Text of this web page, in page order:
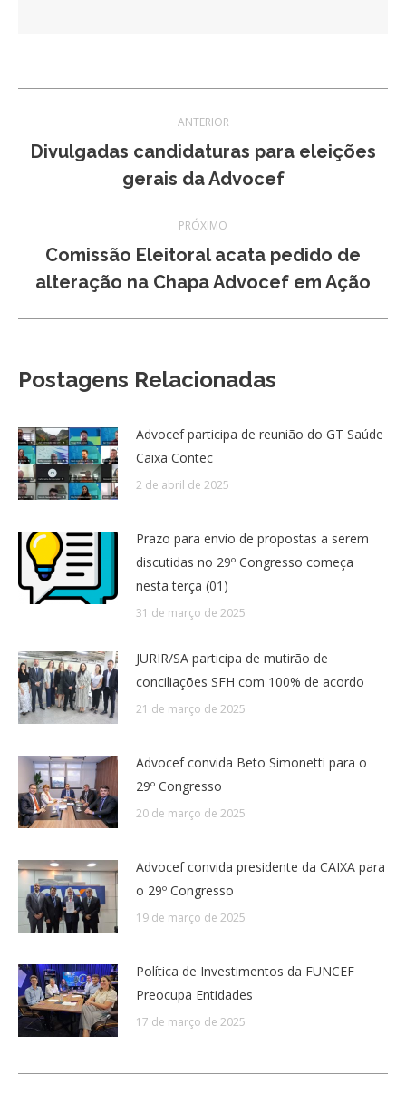
de
ANTERIOR
Post
anterior:
Divulgadas candidaturas para eleições
gerais da Advocef
PRÓXIMO
Próximo
post:
Comissão Eleitoral acata pedido de
alteração na Chapa Advocef em Ação
Postagens Relacionadas
Advocef participa de reunião do GT Saúde
Caixa Contec
2 de abril de 2025
Prazo para envio de propostas a serem
discutidas no 29º Congresso começa
nesta terça (01)
31 de março de 2025
JURIR/SA participa de mutirão de
conciliações SFH com 100% de acordo
21 de março de 2025
Advocef convida Beto Simonetti para o
29º Congresso
20 de março de 2025
Advocef convida presidente da CAIXA para
o 29º Congresso
19 de março de 2025
Política de Investimentos da FUNCEF
Preocupa Entidades
17 de março de 2025